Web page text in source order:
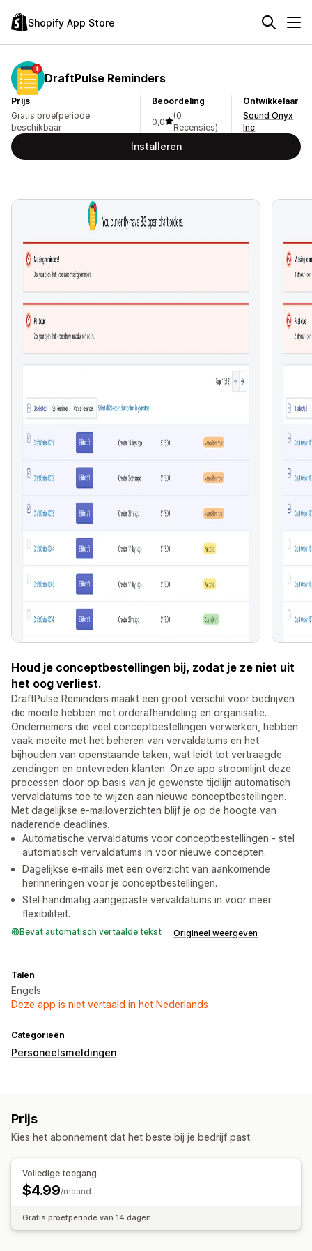
Shopify App Store
DraftPulse Reminders
Prijs
Gratis proefperiode
beschikbaar
Beoordeling
0,0
(0
Recensies)
Ontwikkelaar
Sound Onyx
Inc
Installeren
Houd je conceptbestellingen bij, zodat je ze niet uit
het oog verliest.
DraftPulse Reminders maakt een groot verschil voor bedrijven
die moeite hebben met orderafhandeling en organisatie.
Ondernemers die veel conceptbestellingen verwerken, hebben
vaak moeite met het beheren van vervaldatums en het
bijhouden van openstaande taken, wat leidt tot vertraagde
zendingen en ontevreden klanten. Onze app stroomlijnt deze
processen door op basis van je gewenste tijdlijn automatisch
vervaldatums toe te wijzen aan nieuwe conceptbestellingen.
Met dagelijkse e-mailoverzichten blijf je op de hoogte van
naderende deadlines.
Automatische vervaldatums voor conceptbestellingen - stel
automatisch vervaldatums in voor nieuwe concepten.
Dagelijkse e-mails met een overzicht van aankomende
herinneringen voor je conceptbestellingen.
Stel handmatig aangepaste vervaldatums in voor meer
flexibiliteit.
Bevat automatisch vertaalde tekst Origineel weergeven
Talen
Engels
Deze app is niet vertaald in het Nederlands
Categorieën
Personeelsmeldingen
Prijs
Kies het abonnement dat het beste bij je bedrijf past.
Volledige toegang
$4.99/maand
Gratis proefperiode van 14 dagen